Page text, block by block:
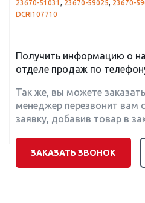
23670-51031 , 23670-59025, 23670-
DCRI107710
Получить информацию о
отделе продаж по
Так же, вы можете
менеджер перезвонит вам
заявку, добавив товар в
ЗАКАЗАТЬ ЗВОНОК